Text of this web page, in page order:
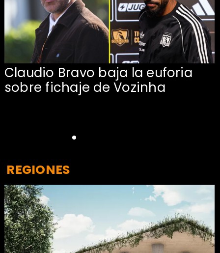
Claudio Bravo baja la euforia
sobre fichaje de Vozinha
REGIONES